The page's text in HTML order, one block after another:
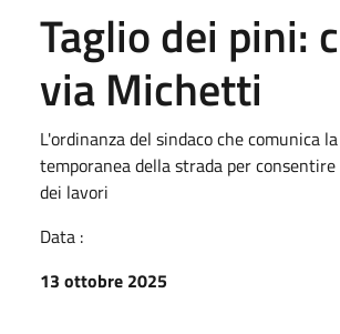
Taglio dei pini:
via Michetti
L'ordinanza del sindaco che comunica
temporanea della strada per
dei lavori
Data :
13 ottobre 2025